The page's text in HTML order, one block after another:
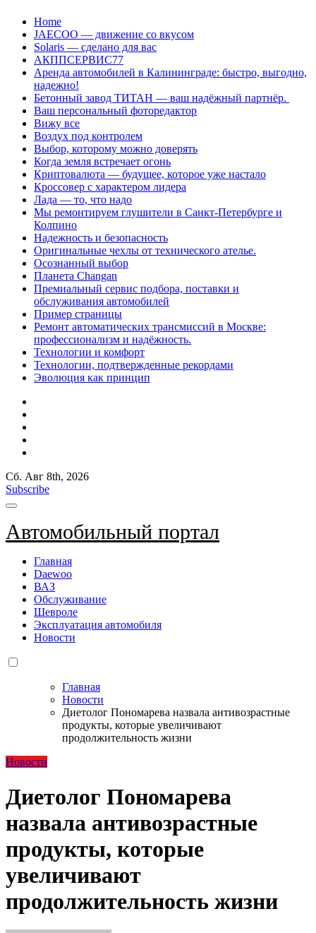
Перейти
содержанию
Home
JAECOO — движение со вкусом
Solaris — сделано для вас
АКППСЕРВИС77
Аренда автомобилей в Калининграде: быстро, выгодно,
надежно!
Бетонный завод ТИТАН — ваш надёжный партнёр.
Ваш персональный фоторедактор
Вижу все
Воздух под контролем
Выбор, которому можно доверять
Когда земля встречает огонь
Криптовалюта — будущее, которое уже настало
Кроссовер с характером лидера
Лада — то, что надо
Мы ремонтируем глушители в Санкт-Петербурге и
Колпино
Надежность и безопасность
Оригинальные чехлы от технического ателье.
Осознанный выбор
Планета Changan
Премиальный сервис подбора, поставки и
обслуживания автомобилей
Пример страницы
Ремонт автоматических трансмиссий в Москве:
профессионализм и надёжность.
Технологии и комфорт
Технологии, подтвержденные рекордами
Эволюция как принцип
Сб. Авг 8th, 2026
Subscribe
Автомобильный портал
Главная
Daewoo
ВАЗ
Обслуживание
Шевроле
Эксплуатация автомобиля
Новости
Главная
Новости
Диетолог Пономарева назвала антивозрастные
продукты, которые увеличивают
продолжительность жизни
Новости
Диетолог Пономарева
назвала антивозрастные
продукты, которые
увеличивают
продолжительность жизни